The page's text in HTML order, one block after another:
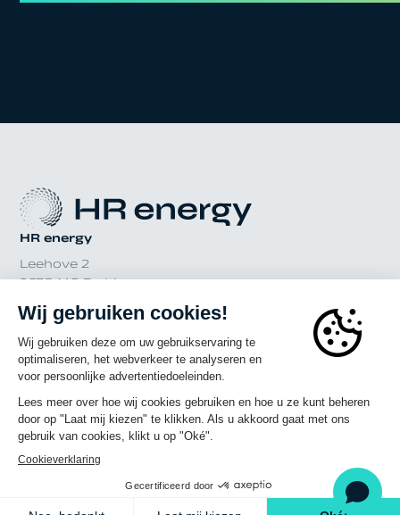
Over HR Energy
HR energy
Leehove 2
2678 MC De Lier
Nederland
© 2023 - 2026 HR energy Een Panorama Studios website